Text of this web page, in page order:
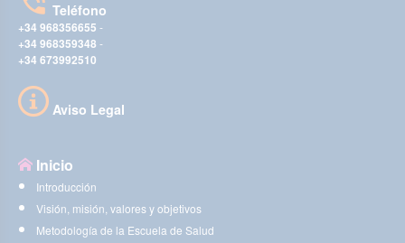
Teléfono
+34 968356655 -
+34 968359348 -
+34 673992510
Aviso Legal
Inicio
Introducción
Visión, misión, valores y objetivos
Metodología de la Escuela de Salud